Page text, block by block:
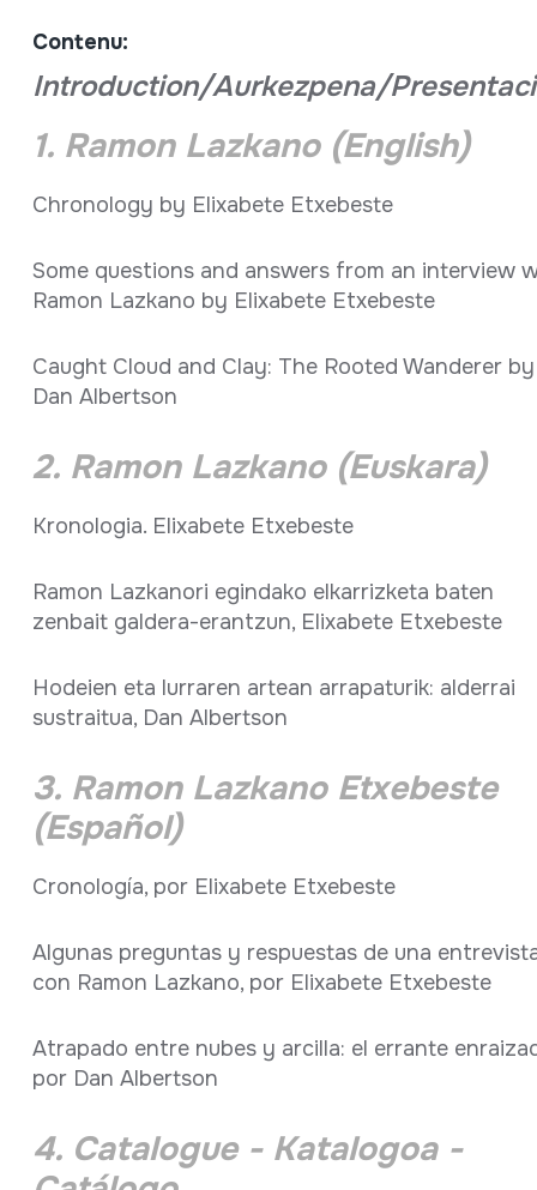
Contenu:
Introduction/Aurkezpena/
1. Ramon Lazkano (English)
Chronology by Elixabete Etxebeste
Some questions and answers from an interview
Ramon Lazkano by Elixabete Etxebeste
Caught Cloud and Clay: The Rooted Wanderer by
Dan Albertson
2. Ramon Lazkano (Euskara)
Kronologia. Elixabete Etxebeste
Ramon Lazkanori egindako elkarrizketa baten
zenbait galdera-erantzun, Elixabete Etxebeste
Hodeien eta lurraren artean arrapaturik: alderrai
sustraitua, Dan Albertson
3. Ramon Lazkano Etxebeste
(Español)
Cronología, por Elixabete Etxebeste
Algunas preguntas y respuestas de una
con Ramon Lazkano, por Elixabete Etxebeste
Atrapado entre nubes y arcilla: el errante
por Dan Albertson
4. Catalogue - Katalogoa -